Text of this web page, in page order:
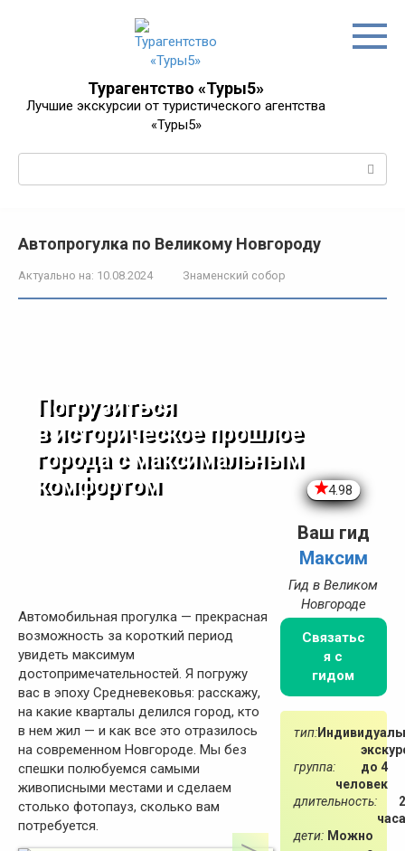
Турагентство «Туры5»
Лучшие экскурсии от туристического агентства
«Туры5»
Автопрогулка по Великому Новгороду
Актуально на: 10.08.2024 Знаменский собор
Погрузиться
в историческое прошлое
города с максимальным
комфортом
4.98
Ваш гид
Максим
Гид в Великом
Новгороде
Связатьс
я с
гидом
тип:
группа:
до 4
человек
длительность:
2
часа
дети: Можно
Автомобильная прогулка — прекрасная
возможность за короткий период
увидеть максимум
достопримечательностей. Я погружу
вас в эпоху Средневековья: расскажу,
на какие кварталы делился город, кто
в нем жил — и как все это отразилось
на современном Новгороде. Мы без
спешки полюбуемся самыми
живописными местами и сделаем
столько фотопауз, сколько вам
потребуется.